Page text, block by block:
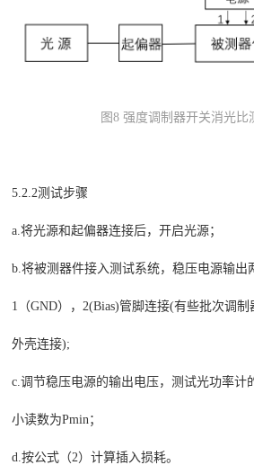
图8 强度调制器开关消光比
5.2.2测试步骤
a.将光源和起偏器连接后，开启光源；
b.将被测器件接入测试系统，稳压电源输出
1（GND），2(Bias)管脚连接(有些批次调制
外壳连接);
c.调节稳压电源的输出电压，测试光功率计
小读数为Pmin；
d.按公式（2）计算插入损耗。